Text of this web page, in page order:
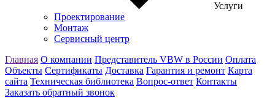
Услуги
Проектирование
Монтаж
Сервисный центр
Главная О компании Представитель VBW в России Оплата
Объекты Сертификаты Доставка Гарантия и ремонт Карта
сайта Техническая библиотека Вопрос-ответ Контакты
Заказать обратный звонок